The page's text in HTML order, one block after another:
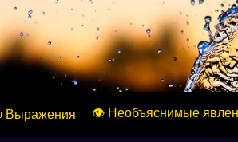
Выражения 👁️ Необъяснимые